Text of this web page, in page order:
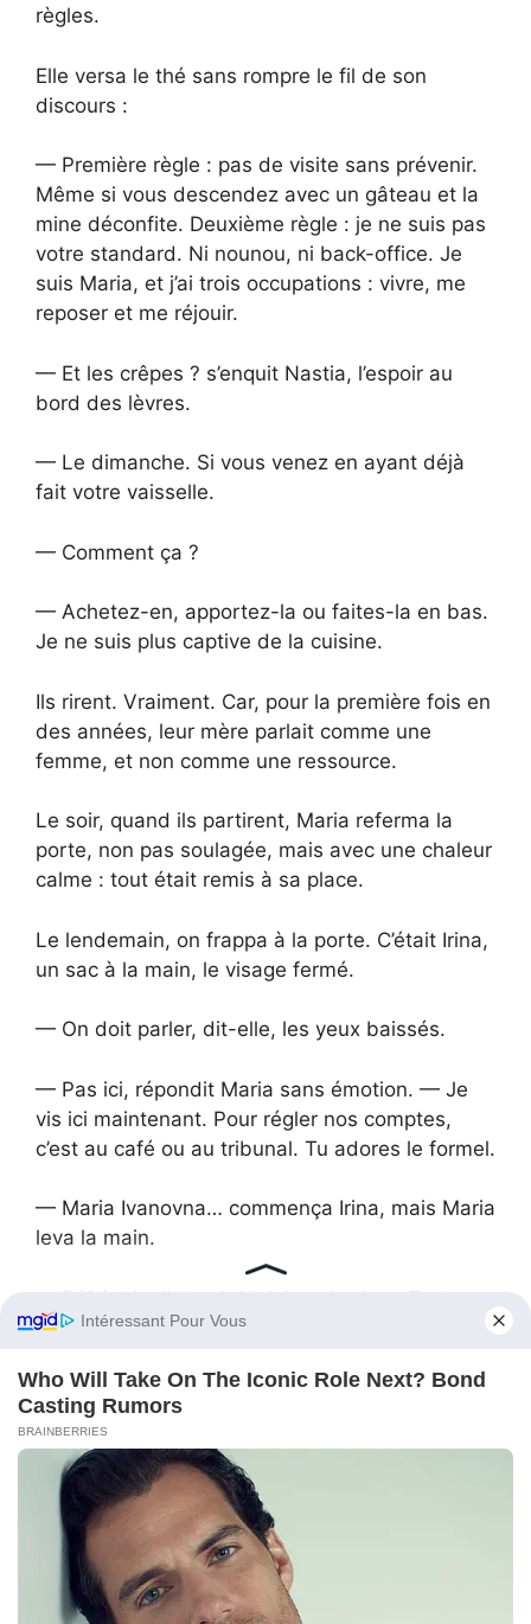
règles.
Elle versa le thé sans rompre le fil de son
discours :
— Première règle : pas de visite sans prévenir.
Même si vous descendez avec un gâteau et la
mine déconfite. Deuxième règle : je ne suis pas
votre standard. Ni nounou, ni back-office. Je
suis Maria, et j’ai trois occupations : vivre, me
reposer et me réjouir.
— Et les crêpes ? s’enquit Nastia, l’espoir au
bord des lèvres.
— Le dimanche. Si vous venez en ayant déjà
fait votre vaisselle.
— Comment ça ?
— Achetez-en, apportez-la ou faites-la en bas.
Je ne suis plus captive de la cuisine.
Ils rirent. Vraiment. Car, pour la première fois en
des années, leur mère parlait comme une
femme, et non comme une ressource.
Le soir, quand ils partirent, Maria referma la
porte, non pas soulagée, mais avec une chaleur
calme : tout était remis à sa place.
Le lendemain, on frappa à la porte. C’était Irina,
un sac à la main, le visage fermé.
— On doit parler, dit-elle, les yeux baissés.
— Pas ici, répondit Maria sans émotion. — Je
vis ici maintenant. Pour régler nos comptes,
c’est au café ou au tribunal. Tu adores le formel.
— Maria Ivanovna… commença Irina, mais Maria
leva la main.
de ne plus être utile, mais vivante.
Elle claqua la porte, doucement, mais comme
un point final.
Le soir, Alissa écrivit dans le groupe :
« Mamie, tu es maintenant comme une
princesse. Juste sans château. Nous sommes
fiers de toi. »